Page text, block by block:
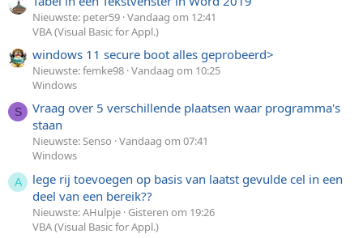
Nieuwste: peter59 Vandaag om 12:41
VBA (Visual Basic for Appl.)
windows 11 secure boot alles geprobeerd>
Nieuwste: femke98 Vandaag om 10:25
Windows
S
Vraag over 5 verschillende plaatsen waar programma's
staan
Nieuwste: Senso Vandaag om 07:41
Windows
A
lege rij toevoegen op basis van laatst gevulde cel in een
deel van een bereik??
Nieuwste: AHulpje Gisteren om 19:26
VBA (Visual Basic for Appl.)